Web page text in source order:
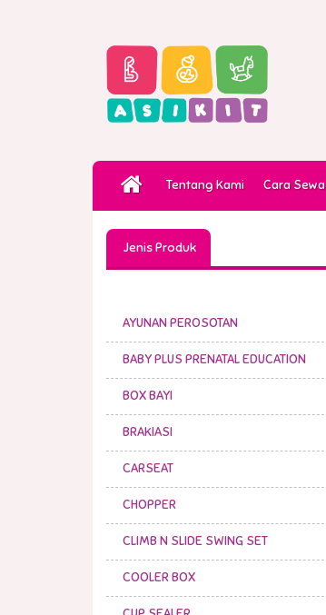
Tentang Kami Cara Sewa
Jenis Produk
AYUNAN PEROSOTAN
BABY PLUS PRENATAL EDUCATION
BOX BAYI
BRAKIASI
CARSEAT
CHOPPER
CLIMB N SLIDE SWING SET
COOLER BOX